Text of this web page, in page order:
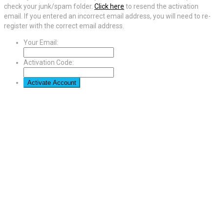
check your junk/spam folder. Click here to resend the activation
email. If you entered an incorrect email address, you will need to re-
register with the correct email address.
Your Email:
Activation Code: